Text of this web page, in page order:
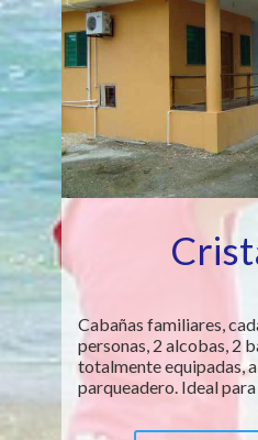
Cabañas familiares,
personas, 2 alcobas, 2
totalmente equipadas,
parqueadero. Ideal para